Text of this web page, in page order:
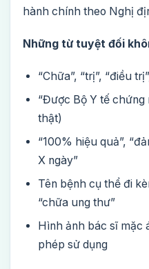
hành chính theo Nghị
Những từ tuyệt đối
“Chữa”, “trị”, “điều
“Được Bộ Y tế chứng
thật)
“100% hiệu quả”,
X ngày”
Tên bệnh cụ thể đi
“chữa ung thư”
Hình ảnh bác sĩ mặc
phép sử dụng